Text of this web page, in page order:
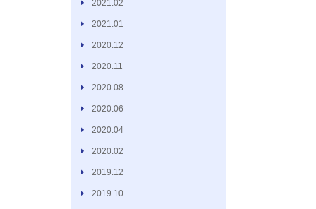
2021.02
2021.01
2020.12
2020.11
2020.08
2020.06
2020.04
2020.02
2019.12
2019.10